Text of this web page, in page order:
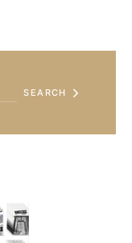
SEARCH